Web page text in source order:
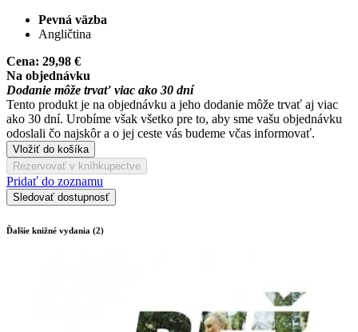
Pevná väzba
Angličtina
Cena: 29,98 €
Na objednávku
Dodanie môže trvať viac ako 30 dní
Tento produkt je na objednávku a jeho dodanie môže trvať aj viac
ako 30 dní. Urobíme však všetko pre to, aby sme vašu objednávku
odoslali čo najskôr a o jej ceste vás budeme včas informovať.
Vložiť do košíka
Rezervovať v kníhkupectve
Pridať do zoznamu
Sledovať dostupnosť
Ďalšie knižné vydania (2)